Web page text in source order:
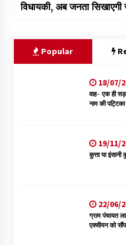
विधायकी, अब जनता
Popular
18/07/
वाह- एक ही
नाम की
19/11/
कुत्ता या इंसानी
22/06/
ग्राम पंचायत
एक्सीयन को